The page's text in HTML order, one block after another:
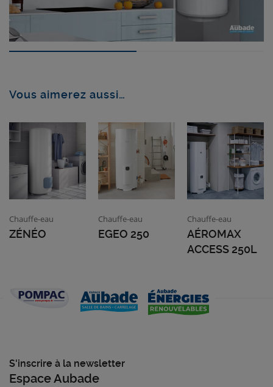
Vous aimerez aussi…
Chauffe-eau
ZÉNÉO
Chauffe-eau
EGEO 250
Chauffe-eau
AÉROMAX
ACCESS 250L
S'inscrire à la newsletter
Espace Aubade